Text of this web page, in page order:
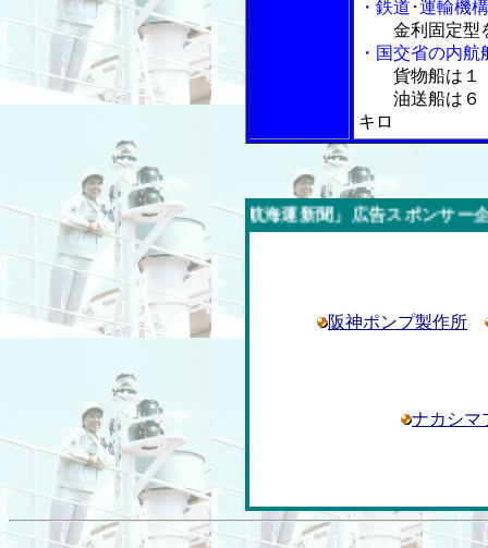
・鉄道･運輸機
金利固定型
・国交省の内
貨物船は１
油送船は６．
キロ
今週の「内航海運新聞」広告スポンサー企業
阪神ポンプ製作所
ナカシマ